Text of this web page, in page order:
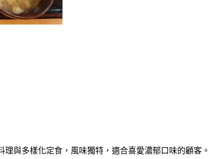
與多樣化定食，風味獨特，適合喜愛濃郁口味的顧客。